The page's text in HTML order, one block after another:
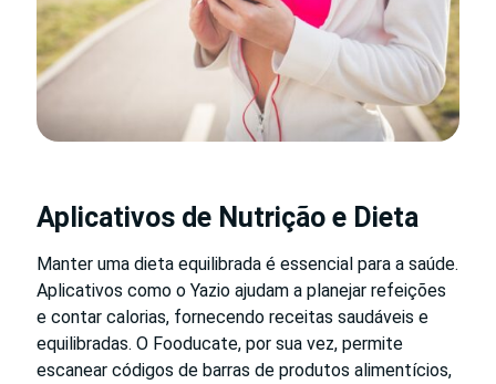
Aplicativos de Nutrição e Dieta
Manter uma dieta equilibrada é essencial para a saúde.
Aplicativos como o Yazio ajudam a planejar refeições
e contar calorias, fornecendo receitas saudáveis e
equilibradas. O Fooducate, por sua vez, permite
escanear códigos de barras de produtos alimentícios,